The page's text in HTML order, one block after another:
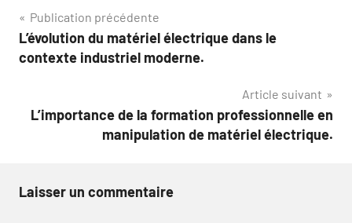
Navigation
de
Publication précédente
L’évolution du matériel électrique dans le
contexte industriel moderne.
Article suivant
L’importance de la formation professionnelle en
manipulation de matériel électrique.
Laisser un commentaire